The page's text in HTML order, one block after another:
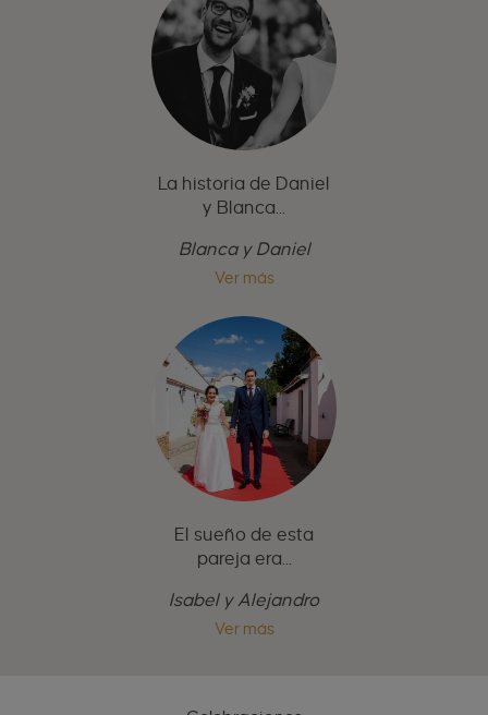
La historia de Daniel
y Blanca...
Blanca y Daniel
Ver más
El sueño de esta
pareja era...
Isabel y Alejandro
Ver más